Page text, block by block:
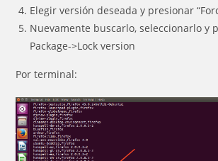
Elegir versión deseada y presionar
Nuevamente buscarlo, seleccionarlo y
Package->Lock version
Por terminal: